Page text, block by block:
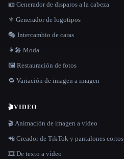
🪪 Generador de disparos a la cabeza
⚜️ Generador de logotipos
🎭 Intercambio de caras
👩‍🎤 Moda
🖼️ Restauración de fotos
🔁 Variación de imagen a imagen
🎬VIDEO
🎬 Animación de imagen a vídeo
📲 Creador de TikTok y pantalones cortos
🎞️ De texto a vídeo